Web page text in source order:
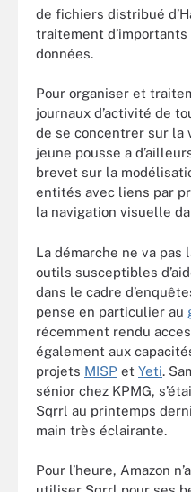
de fichiers distribué
traitement
données.
Pour organiser et
journaux d’activité de
de se concentrer sur la
jeune pousse a
brevet sur la
entités avec liens par
la navigation visuelle
La démarche ne va pas
outils susceptibles
dans le cadre
pense en particulier au
récemment rendu
également aux
projets MISP et Yeti.
sénior chez KPMG,
Sqrrl au printemps
main très éclairante.
Pour l’heure, Amazon